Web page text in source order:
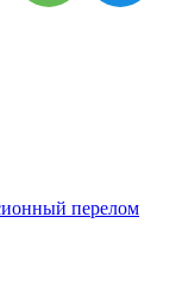
перелом